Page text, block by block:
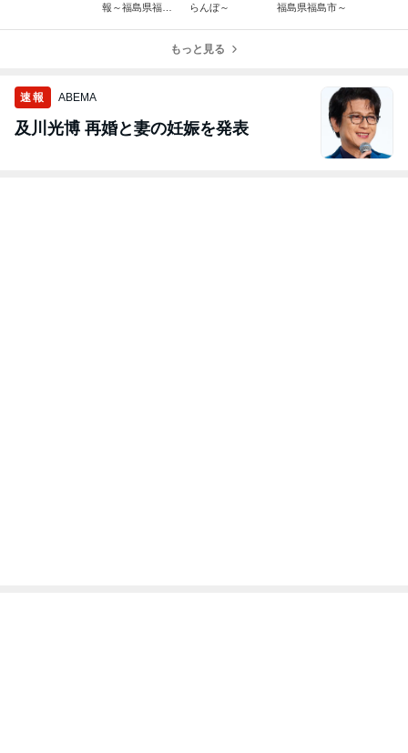
報～福島県福島
らんぼ～
福島県福島市～
もっと見る
速報 ABEMA
及川光博 再婚と妻の妊娠を発表